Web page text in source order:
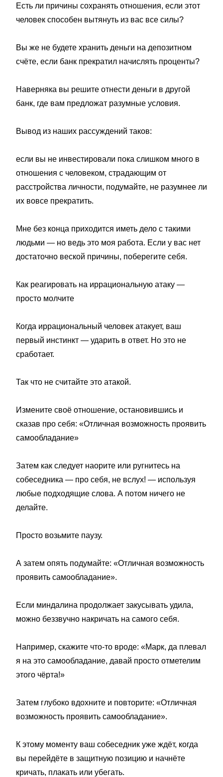
Есть ли причины сохранять отношения, если этот
человек способен вытянуть из вас все силы?
Вы же не будете хранить деньги на депозитном
счёте, если банк прекратил начислять проценты?
Наверняка вы решите отнести деньги в другой
банк, где вам предложат разумные условия.
Вывод из наших рассуждений таков:
если вы не инвестировали пока слишком много в
отношения с человеком, страдающим от
расстройства личности, подумайте, не разумнее ли
их вовсе прекратить.
Мне без конца приходится иметь дело с такими
людьми — но ведь это моя работа. Если у вас нет
достаточно веской причины, поберегите себя.
Как реагировать на иррациональную атаку —
просто молчите
Когда иррациональный человек атакует, ваш
первый инстинкт — ударить в ответ. Но это не
сработает.
Так что не считайте это атакой.
Измените своё отношение, остановившись и
сказав про себя: «Отличная возможность проявить
самообладание»
Затем как следует наорите или ругнитесь на
собеседника — про себя, не вслух! — используя
любые подходящие слова. А потом ничего не
делайте.
Просто возьмите паузу.
А затем опять подумайте: «Отличная возможность
проявить самообладание».
Если миндалина продолжает закусывать удила,
можно беззвучно накричать на самого себя.
Например, скажите что-то вроде: «Марк, да плевал
я на это самообладание, давай просто отметелим
этого чёрта!»
Затем глубоко вдохните и повторите: «Отличная
возможность проявить самообладание».
К этому моменту ваш собеседник уже ждёт, когда
вы перейдёте в защитную позицию и начнёте
кричать, плакать или убегать.